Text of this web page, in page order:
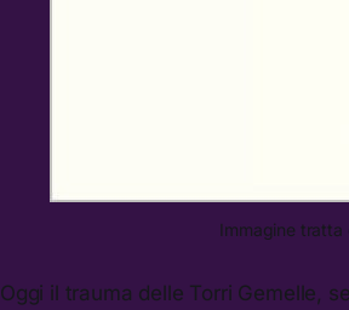
Immagine tratta
Oggi il trauma delle Torri Gemelle,